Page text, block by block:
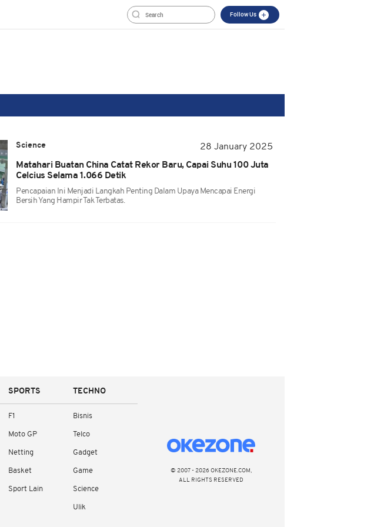
Follow Us
Science
28 January 2025
Matahari Buatan China Catat Rekor Baru, Capai Suhu 100 Juta
Celcius Selama 1.066 Detik
Pencapaian Ini Menjadi Langkah Penting Dalam Upaya Mencapai Energi
Bersih Yang Hampir Tak Terbatas.
SPORTS
F1
Moto GP
Netting
Basket
Sport Lain
TECHNO
Bisnis
Telco
Gadget
Game
Science
Ulik
© 2007 - 2026 OKEZONE.COM,
ALL RIGHTS RESERVED